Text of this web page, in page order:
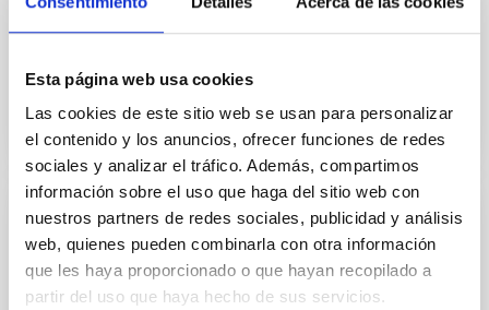
Esta página web usa cookies
Las cookies de este sitio web se usan para personalizar
el contenido y los anuncios, ofrecer funciones de redes
sociales y analizar el tráfico. Además, compartimos
información sobre el uso que haga del sitio web con
nuestros partners de redes sociales, publicidad y análisis
web, quienes pueden combinarla con otra información
que les haya proporcionado o que hayan recopilado a
partir del uso que haya hecho de sus servicios.
CALENDARIO LABORAL IAC 2026
DOCUMENTO
Calendario laboral IAC 2026 adaptación 35
h.